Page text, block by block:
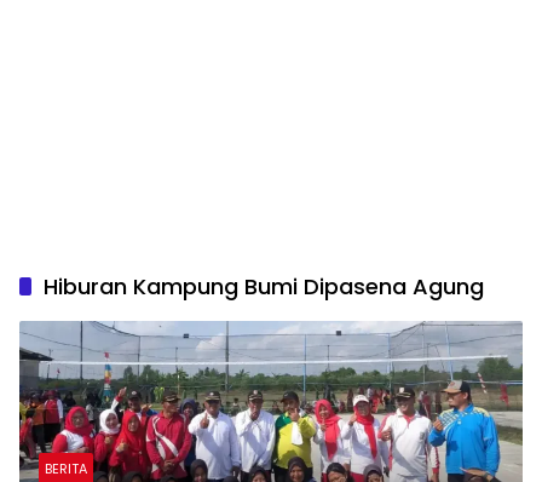
Hiburan Kampung Bumi Dipasena Agung
BERITA